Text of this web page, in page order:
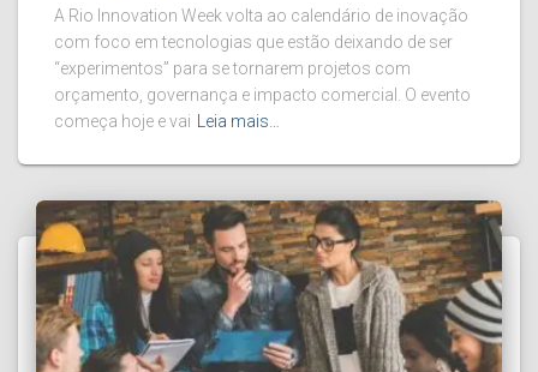
A Rio Innovation Week volta ao calendário de inovação
com foco em tecnologias que estão deixando de ser
“experimentos” para se tornarem projetos com
orçamento, governança e impacto comercial. O evento
começa hoje e vai
Leia mais…